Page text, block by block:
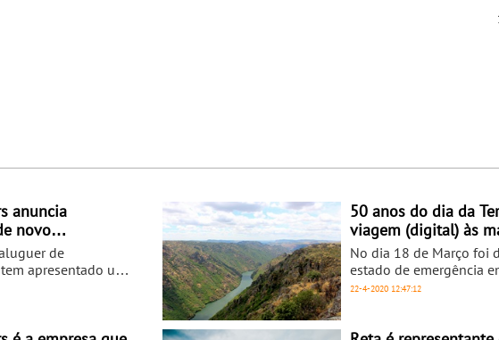
anuncia
novo
aluguer de
de
apresentado um
em meses
50 anos do dia da
viagem (digital) às
naturais de Portugal
No dia 18 de Março foi
estado de emergência
devido ao surto de
22-4-2020 12:47:12